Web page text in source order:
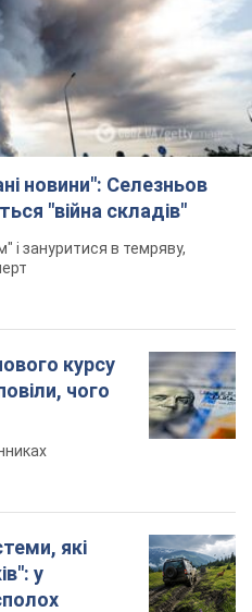
новини": Селезньов
"війна складів"
зануритися в темряву,
курсу
чого
які
у